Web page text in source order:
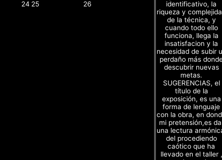
24 25 26
identificativo, la
riqueza y
de la técnica, y
cuando todo ello
funciona, llega la
insatisfacion y la
necesidad de subir
perdaño más
descubrir nuevas
metas.
SUGERENCIAS, el
título de la
exposición, es una
forma de lenguaje
con la obra, en
mi pretensión,es
una lectura
del procediendo
caótico que ha
llevado en el taller ,